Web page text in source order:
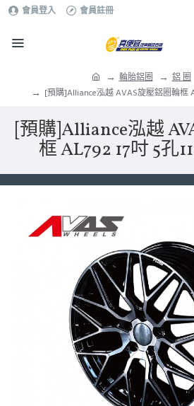
會員登入 會員註冊
輪胎鋁圈 鋁 圈
[預購]Alliance泓越 AVAS旋壓鋁圈輪框
[預購]Alliance泓越
框 AL792 17吋 5孔